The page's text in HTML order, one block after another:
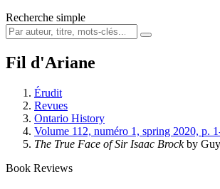
Recherche simple
Fil d'Ariane
Érudit
Revues
Ontario History
Volume 112, numéro 1, spring 2020, p.
The True Face of Sir Isaac Brockby
Book Reviews